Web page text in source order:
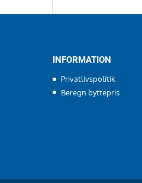
INFORMATION
Privatlivspolitik
Beregn byttepris